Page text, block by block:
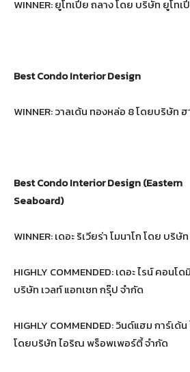
WINNER: ยูโทเปีย ถลาง โดย บริษัท ยูโท
Best Condo Interior
WINNER: วาลเด้น ทองหล่อ 8 โดยบริษัท
Best Condo Interior Design (Eastern
Seaboard)
WINNER: เดอะ ริเวียร่า โมนาโก โดย บริษั
HIGHLY COMMENDED: เดอะ ไรน์ คอนโ
บริษัท เวลท์ แอทเซท กรุ๊ป จำกัด
HIGHLY COMMENDED: วินด์แฮม การ์เ
โดยบริษัท ไอริณ พร็อพเพอร์ตี้ จำกัด